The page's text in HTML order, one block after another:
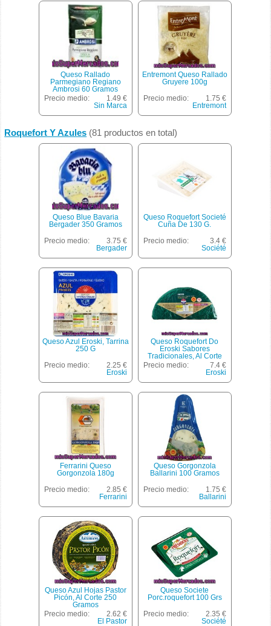
Queso Rallado
Parmegiano Regiano
Ambrosi 60 Gramos
Precio medio:
1.49 €
Sin Marca
Entremont Queso Rallado
Gruyere 100g
Precio medio:
1.75 €
Entremont
Roquefort Y Azules (81 productos en total)
Queso Blue Bavaria
Bergader 350 Gramos
Precio medio:
3.75 €
Bergader
Queso Roquefort Societé
Cuña De 130 G.
Precio medio:
3.4 €
Société
Queso Azul Eroski, Tarrina
250 G
Precio medio:
2.25 €
Eroski
Queso Roquefort Do
Eroski Sabores
Tradicionales, Al Corte
0,40 Kg
Precio medio:
7.4 €
Eroski
Ferrarini Queso
Gorgonzola 180g
Precio medio:
2.85 €
Ferrarini
Queso Gorgonzola
Ballarini 100 Gramos
Precio medio:
1.75 €
Ballarini
Queso Azul Hojas Pastor
Picón, Al Corte 250
Gramos
Precio medio:
2.62 €
El Pastor
Queso Societe
Porc.roquefort 100 Grs
Precio medio:
2.35 €
Société